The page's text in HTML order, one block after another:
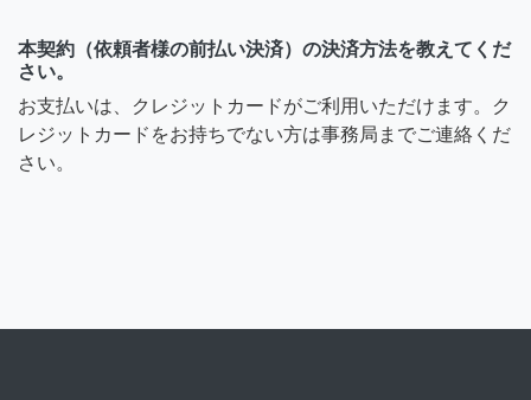
本契約（依頼者様の前払い決済）の決済方法を教えてくだ
さい。
お支払いは、クレジットカードがご利用いただけます。ク
レジットカードをお持ちでない方は事務局までご連絡くだ
さい。